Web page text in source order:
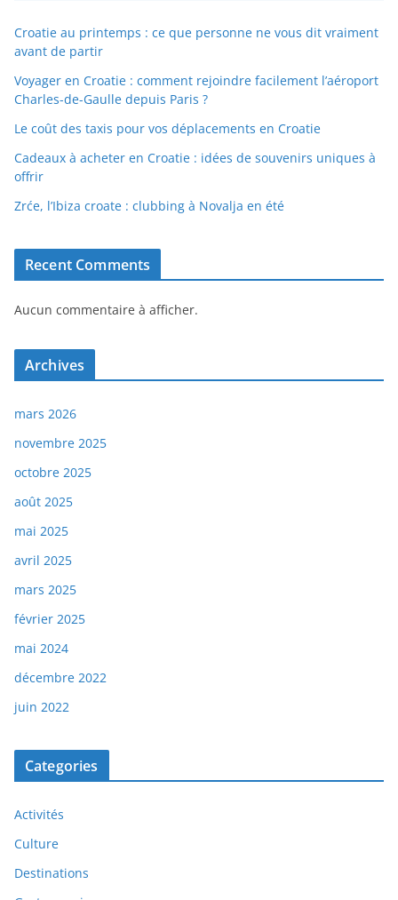
Croatie au printemps : ce que personne ne vous dit vraiment
avant de partir
Voyager en Croatie : comment rejoindre facilement l’aéroport
Charles-de-Gaulle depuis Paris ?
Le coût des taxis pour vos déplacements en Croatie
Cadeaux à acheter en Croatie : idées de souvenirs uniques à
offrir
Zrće, l’Ibiza croate : clubbing à Novalja en été
Recent Comments
Aucun commentaire à afficher.
Archives
mars 2026
novembre 2025
octobre 2025
août 2025
mai 2025
avril 2025
mars 2025
février 2025
mai 2024
décembre 2022
juin 2022
Categories
Activités
Culture
Destinations